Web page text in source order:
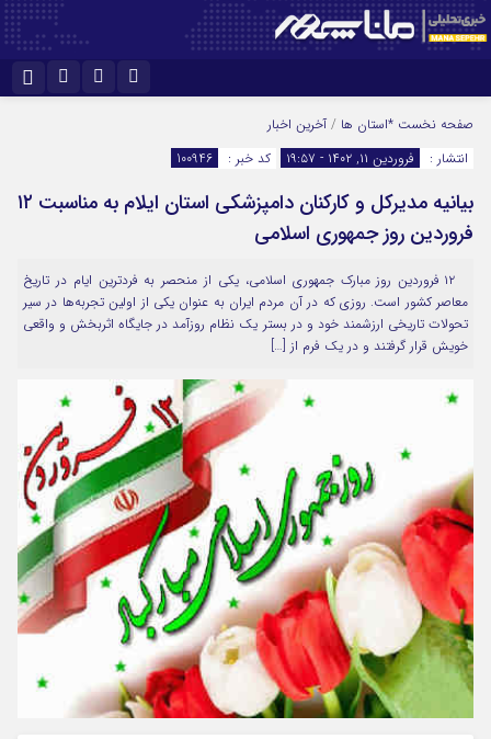
اینستاگرام
سروش
ایتا
آپارات
نام کاربری یا نشانی ایمیل
رمز عبور
مرا به خاطر بسپار
صفحه نخست *استان ها / آخرین اخبار
انتشار :
فروردین ۱۱, ۱۴۰۲ - ۱۹:۵۷ کد خبر : 100946
بیانیه مدیرکل و کارکنان دامپزشکی استان ایلام به مناسبت ۱۲
فروردین روز جمهوری اسلامی
۱۲ فروردین روز مبارک جمهوری اسلامی، یکی از منحصر به فردترین ایام در تاریخ
معاصر کشور است. روزی که در آن مردم ایران به عنوان یکی از اولین تجربه‌ها در سیر
تحولات تاریخی ارزشمند خود و در بستر یک نظام روزآمد در جایگاه اثربخش و واقعی
خویش قرار گرفتند و در یک فرم از […]